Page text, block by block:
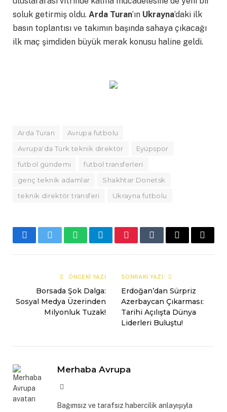
soluk getirmiş oldu. Arda Turan’ın Ukrayna‘daki ilk
basın toplantısı ve takımın başında sahaya çıkacağı
ilk maç şimdiden büyük merak konusu haline geldi.
Arda Turan
Avrupa futbolu
Avrupa'da Türk teknik direktör
Eyüpspor
futbol gündemi
futbol transferleri
genç teknik adamlar
Shakhtar Donetsk
teknik direktör transferi
Ukrayna futbolu
FacebookTwitterWhatsAppTelegramPinterestTumblrE-
Copy
ÖNCEKI YAZI
Borsada Şok Dalga:
Sosyal Medya Üzerinden
Milyonluk Tuzak!
SONRAKI YAZI
Erdoğan’dan Sürpriz
Azerbaycan Çıkarması:
Tarihi Açılışta Dünya
Liderleri Buluştu!
Merhaba Avrupa
Bağımsız ve tarafsız habercilik anlayışıyla